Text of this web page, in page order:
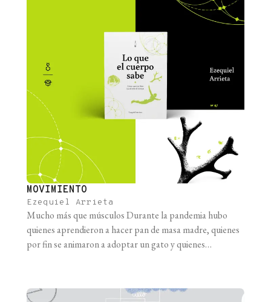
MOVIMIENTO
Ezequiel Arrieta
Mucho más que músculos Durante la pandemia hubo
quienes aprendieron a hacer pan de masa madre, quienes
por fin se animaron a adoptar un gato y quienes
Zoom o a cocinar con recetas. Entre el encierro, [...]